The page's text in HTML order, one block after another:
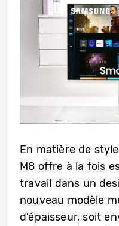
En matière de
M8 offre à la fois
travail dans un
nouveau modèle
d’épaisseur, soit